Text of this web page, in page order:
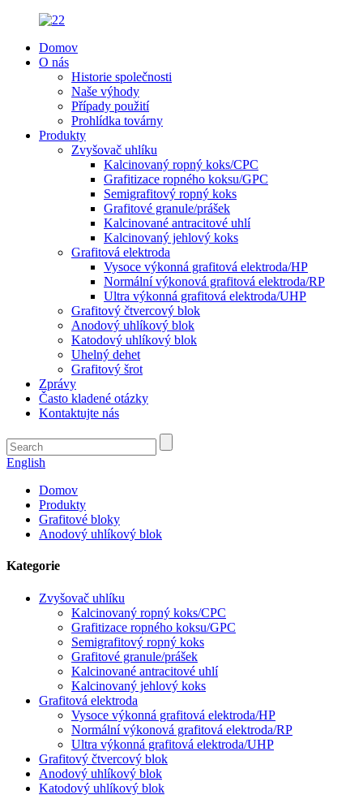
Domov
O nás
Historie společnosti
Naše výhody
Případy použití
Prohlídka továrny
Produkty
Zvyšovač uhlíku
Kalcinovaný ropný koks/CPC
Grafitizace ropného koksu/GPC
Semigrafitový ropný koks
Grafitové granule/prášek
Kalcinované antracitové uhlí
Kalcinovaný jehlový koks
Grafitová elektroda
Vysoce výkonná grafitová elektroda/HP
Normální výkonová grafitová elektroda/RP
Ultra výkonná grafitová elektroda/UHP
Grafitový čtvercový blok
Anodový uhlíkový blok
Katodový uhlíkový blok
Uhelný dehet
Grafitový šrot
Zprávy
Často kladené otázky
Kontaktujte nás
English
Domov
Produkty
Grafitové bloky
Anodový uhlíkový blok
Kategorie
Zvyšovač uhlíku
Kalcinovaný ropný koks/CPC
Grafitizace ropného koksu/GPC
Semigrafitový ropný koks
Grafitové granule/prášek
Kalcinované antracitové uhlí
Kalcinovaný jehlový koks
Grafitová elektroda
Vysoce výkonná grafitová elektroda/HP
Normální výkonová grafitová elektroda/RP
Ultra výkonná grafitová elektroda/UHP
Grafitový čtvercový blok
Anodový uhlíkový blok
Katodový uhlíkový blok